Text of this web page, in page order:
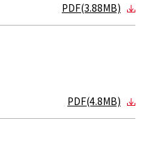
PDF(3.88MB)
PDF(4.8MB)